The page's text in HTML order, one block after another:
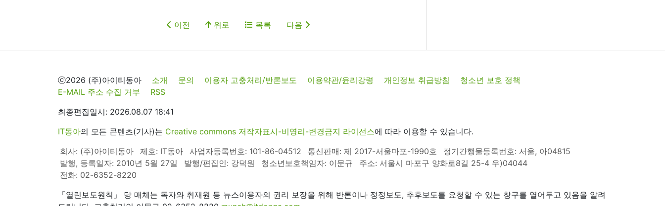
이전 위로 목록 다음
ⓒ2026 (주)아이티동아 소개 문의 이용자 고충처리/반론보도 이용약관/윤리강령 개인정보 취급방침
청소년 보호 정책
E-MAIL 주소 수집 거부
RSS
최종편집일시: 2026.08.07 18:41
IT동아의 모든 콘텐츠(기사)는 Creative commons 저작자표시-비영리-변경금지 라이선스에 따라 이용할 수 있습니다.
회사: (주)아이티동아
제호: IT동아 사업자등록번호: 101-86-04512 통신판매: 제 2017-서울마포-1990호
정기간행물등록번호: 서울, 아04815
발행, 등록일자: 2010년 5월 27일
발행/편집인: 강덕원 청소년보호책임자: 이문규
주소: 서울시 마포구 양화로8길 25-4 우)04044
전화: 02-6352-8220
「열린보도원칙」 당 매체는 독자와 취재원 등 뉴스이용자의 권리 보장을 위해 반론이나 정정보도, 추후보도를 요청할 수 있는 창구를 열어두고 있음을 알려